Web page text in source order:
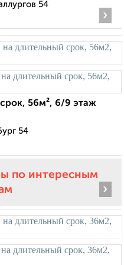
54
›
56м², 6/9 этаж
54
по интересным
›